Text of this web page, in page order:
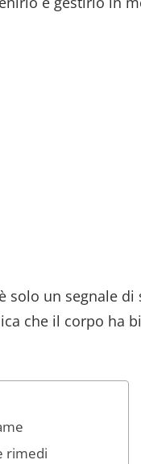
solo un segnale
che il corpo ha
rimedi